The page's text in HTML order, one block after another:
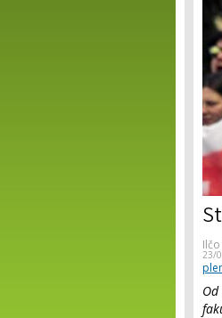
23/